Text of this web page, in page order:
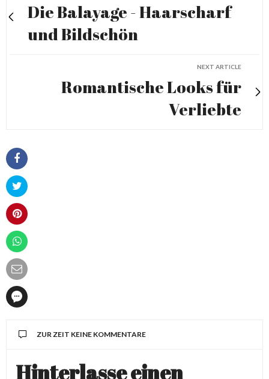
Die Balayage - Haarscharf
und Bildschön
NEXT ARTICLE
Romantische Looks für
Verliebte
ZUR ZEIT KEINE KOMMENTARE
Hinterlasse einen